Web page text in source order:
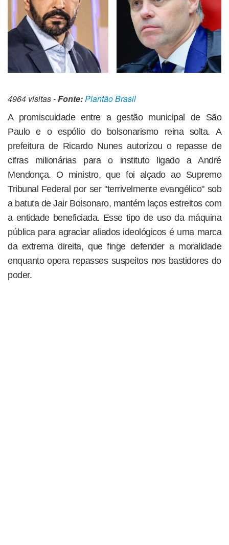
4964 visitas -Fonte:Plantão Brasil
A promiscuidade entre a gestão municipal de São
Paulo e o espólio do bolsonarismo reina solta. A
prefeitura de Ricardo Nunes autorizou o repasse de
cifras milionárias para o instituto ligado a André
Mendonça. O ministro, que foi alçado ao Supremo
Tribunal Federal por ser "terrivelmente evangélico" sob
a batuta de Jair Bolsonaro, mantém laços estreitos com
a entidade beneficiada. Esse tipo de uso da máquina
pública para agraciar aliados ideológicos é uma marca
da extrema direita, que finge defender a moralidade
enquanto opera repasses suspeitos nos bastidores do
poder.